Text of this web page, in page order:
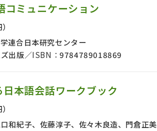
ミュニケーション
連合日本研究センター
出版 ISBN：9784789018869
日本語会話ワークブック
和紀子、佐藤淳子、佐々木良造、門倉正美